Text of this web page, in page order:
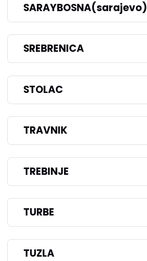
SARAYBOSNA(sarajevo)
SREBRENICA
STOLAC
TRAVNIK
TREBINJE
TURBE
TUZLA